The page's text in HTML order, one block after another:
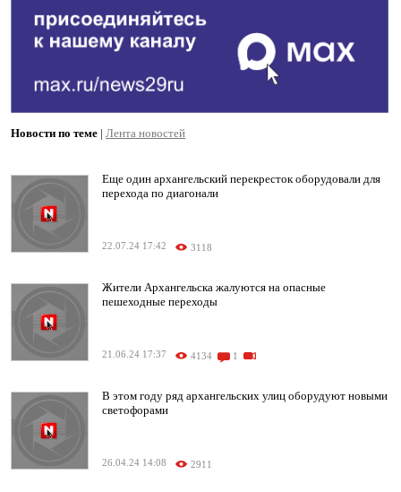
Новости по теме | Лента новостей
Еще один архангельский перекресток оборудовали для
перехода по диагонали
22.07.24 17:42 3118
Жители Архангельска жалуются на опасные
пешеходные переходы
21.06.24 17:37 4134 1
В этом году ряд архангельских улиц оборудуют новыми
светофорами
26.04.24 14:08 2911